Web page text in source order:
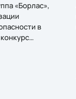
«Борлас»,
в